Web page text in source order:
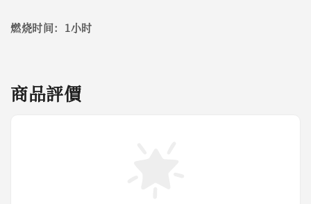
燃烧时间：1小时
商品評價